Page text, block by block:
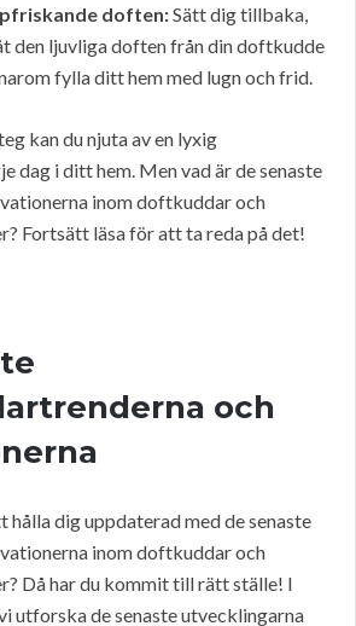
doften:Sätt dig tillbaka,
den ljuvliga doften från din doftkudde
fylla ditt hem med lugn och frid.
kan du njuta av en lyxig
dag i ditt hem. Men vad är de senaste
inom doftkuddar och
Fortsätt läsa för att ta reda på det!
och
hålla dig uppdaterad med de senaste
inom doftkuddar och
Då har du kommit till rätt ställe! I
utforska de senaste utvecklingarna